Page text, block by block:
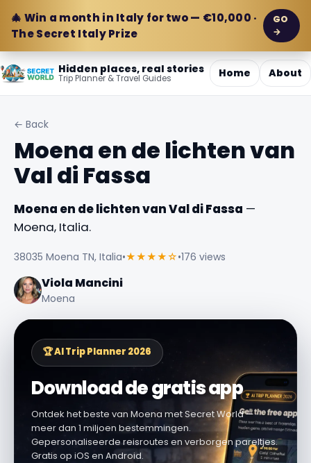
🎄 Win a month in Italy for two — €10,000 ·
The Secret Italy Prize
GO
→
Hidden places, real stories
Trip Planner & Travel Guides Home About
← Back
Moena en de lichten van
Val di Fassa
Moena en de lichten van Val di Fassa —
Moena, Italia.
38035 Moena TN, Italia•★★★★☆•176 views
Viola Mancini
Moena
🏆 AI Trip Planner 2026
Download de gratis app
Ontdek het beste van Moena met Secret World —
meer dan 1 miljoen bestemmingen.
Gepersonaliseerde reisroutes en verborgen pareltjes.
Gratis op iOS en Android.